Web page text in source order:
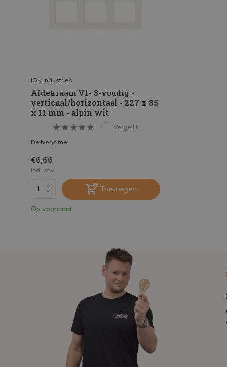
ION Industries
Afdekraam V1- 3-voudig -
verticaal/horizontaal - 227 x 85
x 11 mm - alpin wit
Vergelijk
Deliverytime
€6,66
Incl. btw
Toevoegen
Op voorraad